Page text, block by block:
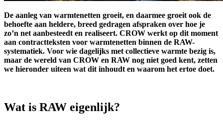
De aanleg van warmtenetten groeit, en daarmee groeit ook de
behoefte aan heldere, breed gedragen afspraken over hoe je
zo’n net aanbesteedt en realiseert. CROW werkt op dit moment
aan contractteksten voor warmtenetten binnen de RAW-
systematiek. Voor wie dagelijks met collectieve warmte bezig is,
maar de wereld van CROW en RAW nog niet goed kent, zetten
we hieronder uiteen wat dit inhoudt en waarom het ertoe doet.
Wat is RAW eigenlijk?